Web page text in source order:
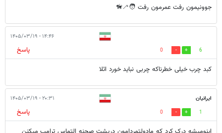
جوونیمون رفت عمرمون رفت 🧑‍🦯🦮
۱۴:۴۶ - ۱۴۰۵/۰۳/۱۹
6
0
پاسخ
کبد چرب خیلی خطرناکه چربی نباید خورد اثلا
ایرانیان ۲۰:۳۱ - ۱۴۰۵/۰۳/۱۹
1
0
پاسخ